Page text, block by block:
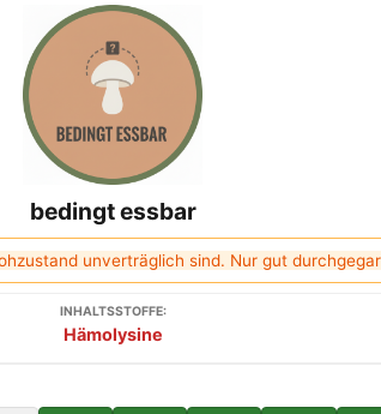
bedingt essbar
unverträglich sind. Nur gut
INHALTSSTOFFE:
Hämolysine